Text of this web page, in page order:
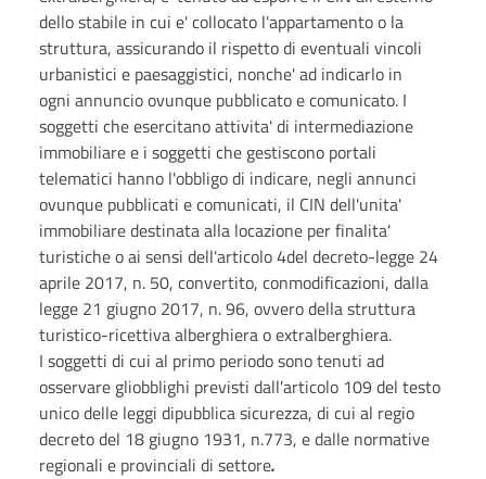
dello stabile in cui e' collocato l'appartamento o la
struttura, assicurando il rispetto di eventuali vincoli
urbanistici e paesaggistici, nonche' ad indicarlo in
ogni annuncio ovunque pubblicato e comunicato. I
soggetti che esercitanoattivita' di intermediazione
immobiliare e i soggetti che gestiscono portali
telematici hanno l'obbligo di indicare, negli annunci
ovunque pubblicati e comunicati, il CIN dell'unita'
immobiliare destinataalla locazione per finalita'
turistiche o ai sensi dell'articolo 4del decreto-legge 24
aprile 2017, n. 50, convertito, conmodificazioni, dalla
legge 21 giugno 2017, n. 96, ovvero dellastruttura
turistico-ricettiva alberghiera o extralberghiera.
I soggetti di cui al primo periodo sono tenuti ad
osservare gliobblighi previsti dall'articolo 109 del testo
unico delle leggi dipubblica sicurezza, di cui al regio
decreto del 18 giugno 1931, n.773, e dalle normative
regionali e provinciali di settore.